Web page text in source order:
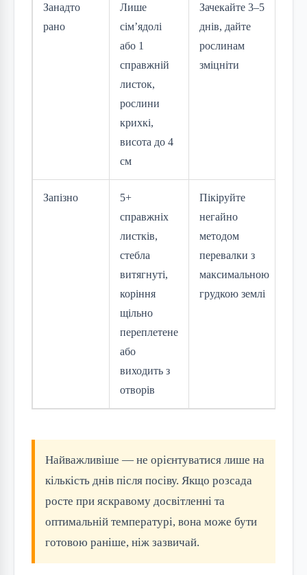
Занадто
рано
Лише
сім’ядолі
або 1
справжній
листок,
рослини
крихкі,
висота до 4
см
Зачекайте 3–5
днів, дайте
рослинам
зміцніти
Запізно
5+
справжніх
листків,
стебла
витягнуті,
коріння
щільно
переплетене
або
виходить з
отворів
Пікіруйте
негайно
методом
перевалки з
максимальною
грудкою землі
Найважливіше — не орієнтуватися лише на
кількість днів після посіву. Якщо розсада
росте при яскравому досвітленні та
оптимальній температурі, вона може бути
готовою раніше, ніж зазвичай.